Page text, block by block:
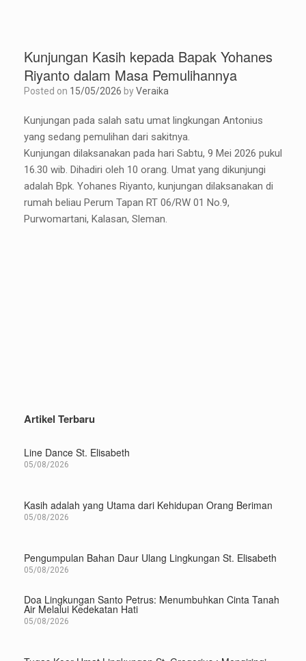
Kunjungan Kasih kepada Bapak Yohanes
Riyanto dalam Masa Pemulihannya
Posted on 15/05/2026 byVeraika
Kunjungan pada salah satu umat lingkungan Antonius
yang sedang pemulihan dari sakitnya.
Kunjungan dilaksanakan pada hari Sabtu, 9 Mei 2026 pukul
16.30 wib. Dihadiri oleh 10 orang. Umat yang dikunjungi
adalah Bpk. Yohanes Riyanto, kunjungan dilaksanakan di
rumah beliau Perum Tapan RT 06/RW 01 No.9,
Purwomartani, Kalasan, Sleman.
Artikel Terbaru
Line Dance St. Elisabeth
05/08/2026
Kasih adalah yang Utama dari Kehidupan Orang Beriman
05/08/2026
Pengumpulan Bahan Daur Ulang Lingkungan St. Elisabeth
05/08/2026
Doa Lingkungan Santo Petrus: Menumbuhkan Cinta Tanah
Air Melalui Kedekatan Hati
05/08/2026